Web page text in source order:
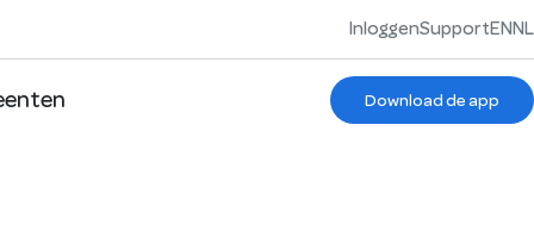
InloggenSupportENNL
Download de app